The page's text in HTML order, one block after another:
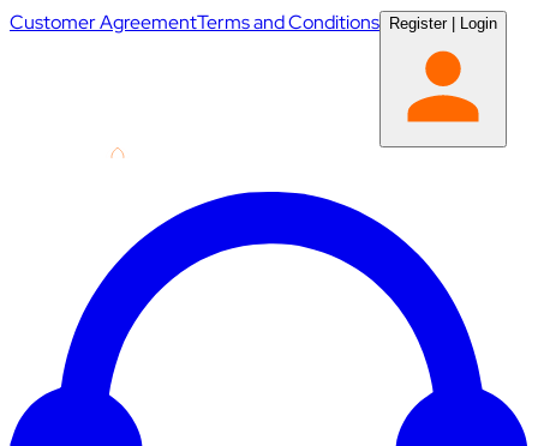
Customer AgreementTerms and Conditions Register| Login